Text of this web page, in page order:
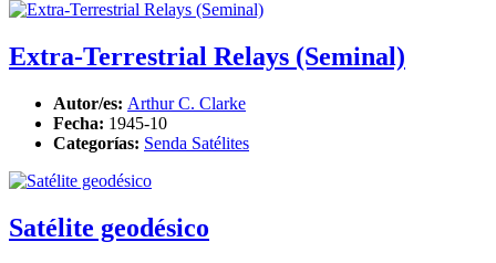
Extra-Terrestrial Relays (Seminal)
Autor/es: Arthur C. Clarke
Fecha: 1945-10
Categorías: Senda Satélites
Satélite geodésico